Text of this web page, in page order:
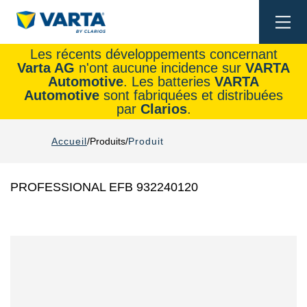
Les récents développements concernant
Varta AG n'ont aucune incidence sur VARTA
Automotive. Les batteries VARTA
Automotive sont fabriquées et distribuées
par Clarios.
Accueil Produits Produit
PROFESSIONAL EFB 932240120